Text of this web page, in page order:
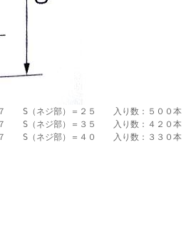
７ S（ネジ部）＝２５ 入り数：５００本
７ S（ネジ部）＝３５ 入り数：４２０本
７ S（ネジ部）＝４０ 入り数：３３０本